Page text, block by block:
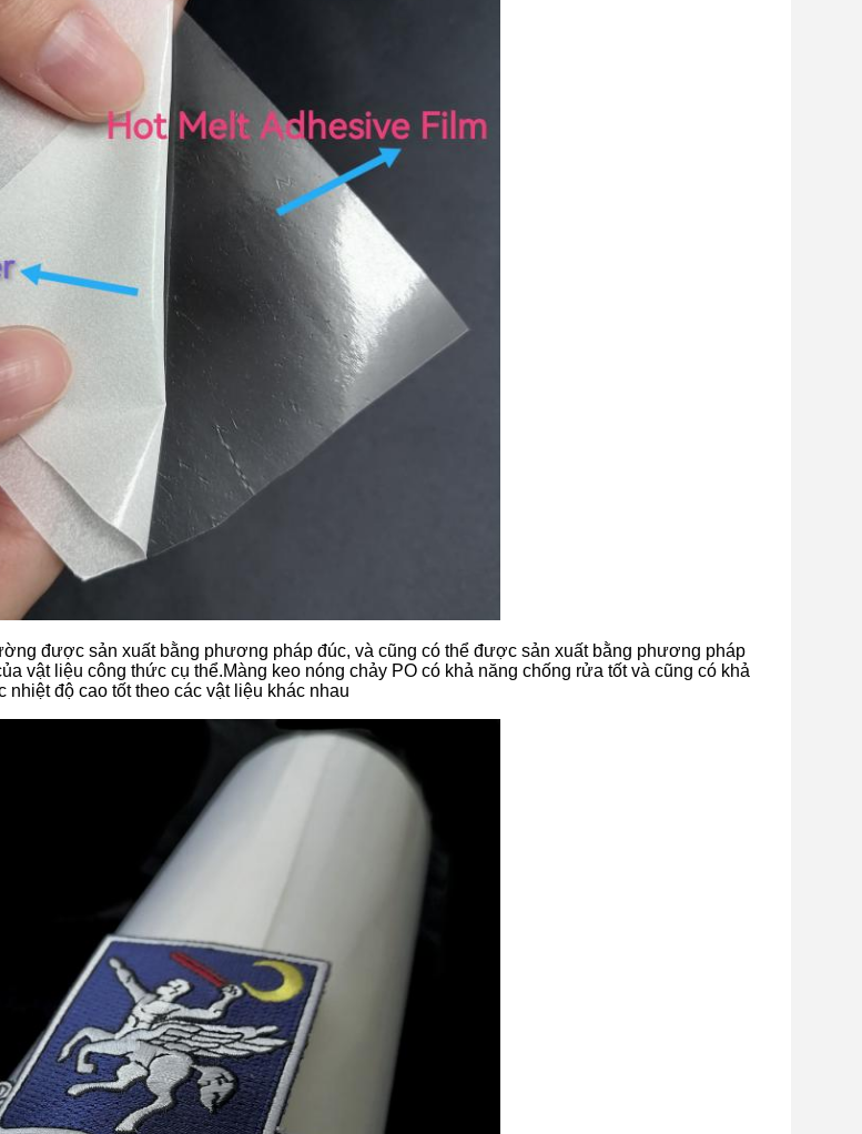
được sản xuất bằng phương pháp đúc, và cũng có thể được sản xuất bằng phương pháp
vật liệu công thức cụ thể.Màng keo nóng chảy PO có khả năng chống rửa tốt và cũng có khả
nhiệt độ cao tốt theo các vật liệu khác nhau